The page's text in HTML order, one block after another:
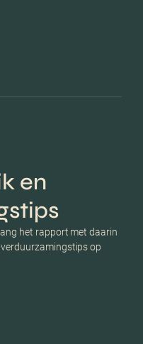
en
het rapport met daarin
op